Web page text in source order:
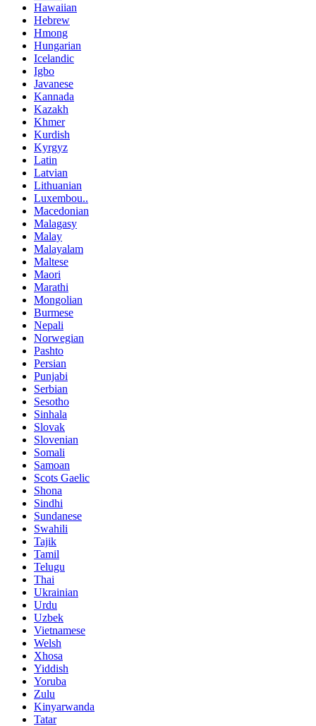
Hawaiian
Hebrew
Hmong
Hungarian
Icelandic
Igbo
Javanese
Kannada
Kazakh
Khmer
Kurdish
Kyrgyz
Latin
Latvian
Lithuanian
Luxembou..
Macedonian
Malagasy
Malay
Malayalam
Maltese
Maori
Marathi
Mongolian
Burmese
Nepali
Norwegian
Pashto
Persian
Punjabi
Serbian
Sesotho
Sinhala
Slovak
Slovenian
Somali
Samoan
Scots Gaelic
Shona
Sindhi
Sundanese
Swahili
Tajik
Tamil
Telugu
Thai
Ukrainian
Urdu
Uzbek
Vietnamese
Welsh
Xhosa
Yiddish
Yoruba
Zulu
Kinyarwanda
Tatar